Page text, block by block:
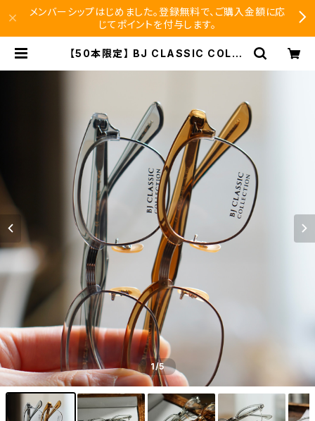
メンバーシップはじめました。登録無料で、ご購入金額に応
じてポイントを付与します。
【50本限定】 BJ CLASSIC COLLE
1/5